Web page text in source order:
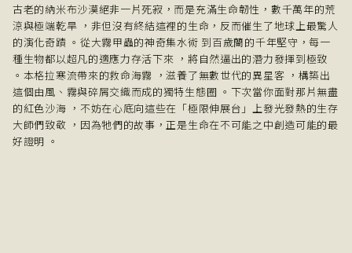
古老的納米布沙漠絕非一片死寂，而是充滿生命韌性，數千萬年的荒
涼與極端乾旱 ，非但沒有終結這裡的生命，反而催生了地球上最驚人
的演化奇蹟 。從大霧甲蟲的神奇集水術 到百歲蘭的千年堅守，每一
種生物都以超凡的適應力存活下來 ，將自然逼出的潛力發揮到極致
。本格拉寒流帶來的救命海霧 ，滋養了無數世代的異星客 ，構築出
這個由風、霧與碎屑交織而成的獨特生態圈 。下次當你面對那片無盡
的紅色沙海 ，不妨在心底向這些在「極限伸展台」上發光發熱的生存
大師們致敬 ，因為牠們的故事，正是生命在不可能之中創造可能的最
好證明 。